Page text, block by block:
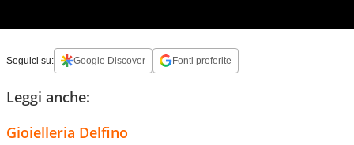
Seguici su: Google Discover Fonti preferite
Leggi anche:
Gioielleria Delfino